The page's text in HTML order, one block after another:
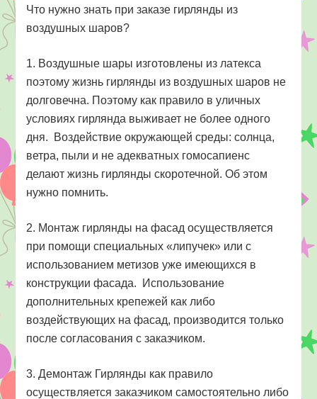
Что нужно знать при заказе гирлянды из
воздушных шаров?
1. Воздушные шары изготовлены из латекса
поэтому жизнь гирлянды из воздушных шаров не
долговечна. Поэтому как правило в уличных
условиях гирлянда выживает не более одного
дня. Воздействие окружающей среды: солнца,
ветра, пыли и не адекватных гомосапиенс
делают жизнь гирлянды скоротечной. Об этом
нужно помнить.
2. Монтаж гирлянды на фасад осуществляется
при помощи специальных «липучек» или с
использованием метизов уже имеющихся в
конструкции фасада. Использование
дополнительных крепежей как либо
воздействующих на фасад, производится только
после согласования с заказчиком.
3. Демонтаж Гирлянды как правило
осуществляется заказчиком самостоятельно либо